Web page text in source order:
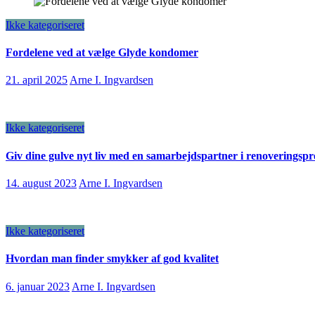
Ikke kategoriseret
Fordelene ved at vælge Glyde kondomer
21. april 2025Arne I. Ingvardsen
Ikke kategoriseret
Giv dine gulve nyt liv med en samarbejdspartner i
14. august 2023 Arne I. Ingvardsen
Ikke kategoriseret
Hvordan man finder smykker af god kvalitet
6. januar 2023 Arne I. Ingvardsen